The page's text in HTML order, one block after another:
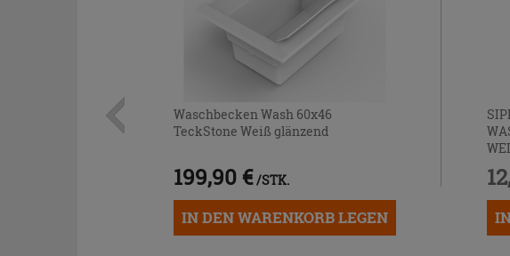
Waschbecken Wash 60x46
TeckStone Weiß glänzend
199,90 € /STK.
IN DEN WARENKORB LEGEN